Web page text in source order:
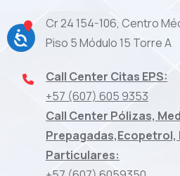
Cr 24 154-106, Centro
Piso 5 Módulo 15 Torre A
Call Center Citas EPS:
+57 (607) 605 9353
Call Center Pólizas,
Prepagadas,Ecopetrol,
Particulares: